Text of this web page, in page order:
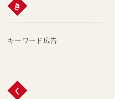
き
キーワード広告
く